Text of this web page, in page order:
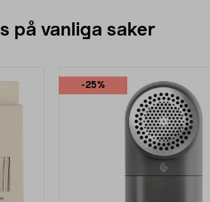
på vanliga saker
-25%